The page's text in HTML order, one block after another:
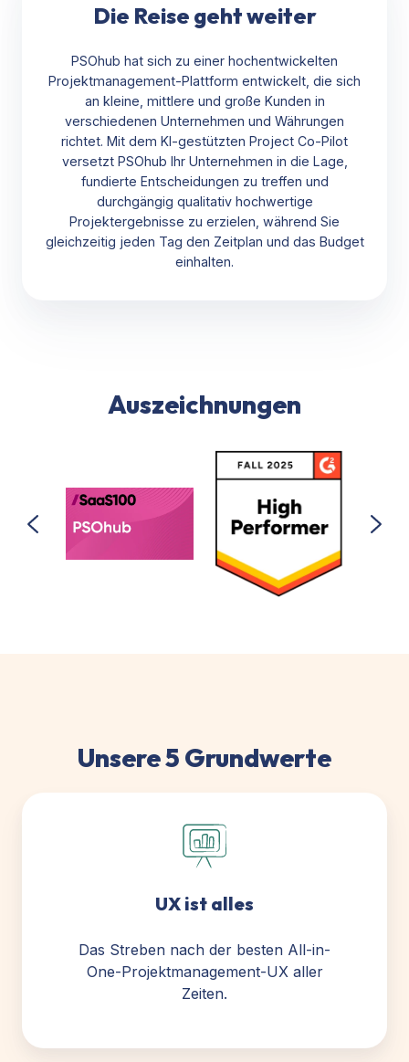
Die Reise geht weiter
PSOhub hat sich zu einer hochentwickelten
Projektmanagement-Plattform entwickelt, die sich
an kleine, mittlere und große Kunden in
verschiedenen Unternehmen und Währungen
richtet. Mit dem KI-gestützten Project Co-Pilot
versetzt PSOhub Ihr Unternehmen in die Lage,
fundierte Entscheidungen zu treffen und
durchgängig qualitativ hochwertige
Projektergebnisse zu erzielen, während Sie
gleichzeitig jeden Tag den Zeitplan und das Budget
einhalten.
Auszeichnungen
Unsere 5 Grundwerte
UX ist alles
Das Streben nach der besten All-in-
One-Projektmanagement-UX aller
Zeiten.